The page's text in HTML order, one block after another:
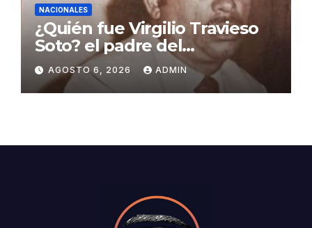
NACIONALES
¿Quién fue Virgilio Travieso
Soto? el padre del
baloncesto dominicano
AGOSTO 6, 2026 ADMIN